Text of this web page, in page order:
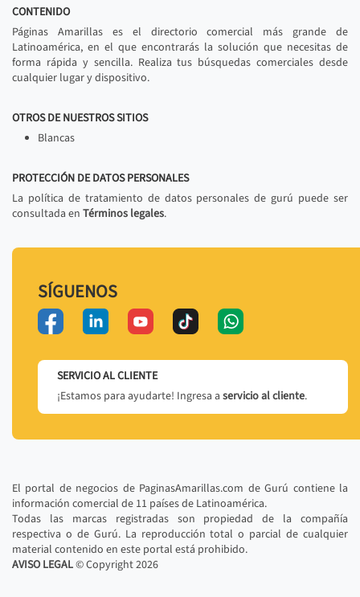
CONTENIDO
Páginas Amarillas es el directorio comercial más grande de
Latinoamérica, en el que encontrarás la solución que necesitas de
forma rápida y sencilla. Realiza tus búsquedas comerciales desde
cualquier lugar y dispositivo.
OTROS DE NUESTROS SITIOS
Blancas
PROTECCIÓN DE DATOS PERSONALES
La política de tratamiento de datos personales de gurú puede ser
consultada en Términos legales.
SÍGUENOS
SERVICIO AL CLIENTE
¡Estamos para ayudarte! Ingresa a servicio al cliente.
El portal de negocios de PaginasAmarillas.com de Gurú contiene la
información comercial de 11 países de Latinoamérica.
Todas las marcas registradas son propiedad de la compañía
respectiva o de Gurú. La reproducción total o parcial de cualquier
material contenido en este portal está prohibido.
AVISO LEGAL© Copyright2026